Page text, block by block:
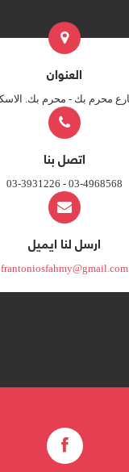
العنوان
اتصل بنا
03-4968568 - 03-3931226
ارسل لنا ايميل
frantoniosfahmy@gmail.com